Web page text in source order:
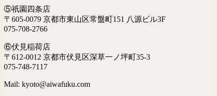
⑤祇園四条店
〒605-0079 京都市東山区常盤町151 八源ビル3F
075-708-2766
⑥伏見稲荷店
〒612-0012 京都市伏見区深草一ノ坪町35-3
075-748-7117
Mail: kyoto@aiwafuku.com